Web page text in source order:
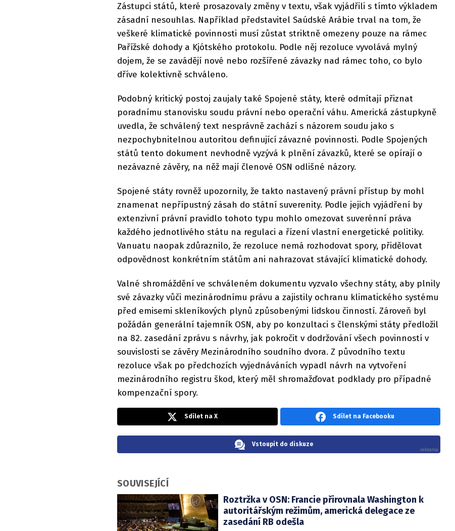
Zástupci států, které prosazovaly změny v textu, však vyjádřili s tímto výkladem
zásadní nesouhlas. Například představitel Saúdské Arábie trval na tom, že
veškeré klimatické povinnosti musí zůstat striktně omezeny pouze na rámec
Pařížské dohody a Kjótského protokolu. Podle něj rezoluce vyvolává mylný
dojem, že se zavádějí nové nebo rozšířené závazky nad rámec toho, co bylo
dříve kolektivně schváleno.
Podobný kritický postoj zaujaly také Spojené státy, které odmítají přiznat
poradnímu stanovisku soudu právní nebo operační váhu. Americká zástupkyně
uvedla, že schválený text nesprávně zachází s názorem soudu jako s
nezpochybnitelnou autoritou definující závazné povinnosti. Podle Spojených
států tento dokument nevhodně vyzývá k plnění závazků, které se opírají o
nezávazné závěry, na něž mají členové OSN odlišné názory.
Spojené státy rovněž upozornily, že takto nastavený právní přístup by mohl
znamenat nepřípustný zásah do státní suverenity. Podle jejich vyjádření by
extenzivní právní pravidlo tohoto typu mohlo omezovat suverénní práva
každého jednotlivého státu na regulaci a řízení vlastní energetické politiky.
Vanuatu naopak zdůraznilo, že rezoluce nemá rozhodovat spory, přidělovat
odpovědnost konkrétním státům ani nahrazovat stávající klimatické dohody.
Valné shromáždění ve schváleném dokumentu vyzvalo všechny státy, aby plnily
své závazky vůči mezinárodnímu právu a zajistily ochranu klimatického systému
před emisemi skleníkových plynů způsobenými lidskou činností. Zároveň byl
požádán generální tajemník OSN, aby po konzultaci s členskými státy předložil
na 82. zasedání zprávu s návrhy, jak pokročit v dodržování všech povinností v
souvislosti se závěry Mezinárodního soudního dvora. Z původního textu
rezoluce však po předchozích vyjednáváních vypadl návrh na vytvoření
mezinárodního registru škod, který měl shromažďovat podklady pro případné
kompenzační spory.
Sdílet na X Sdílet na Facebooku
Vstoupit do diskuze
SOUVISEJÍCÍ
Roztržka v OSN: Francie přirovnala Washington k
autoritářským režimům, americká delegace ze
zasedání RB odešla